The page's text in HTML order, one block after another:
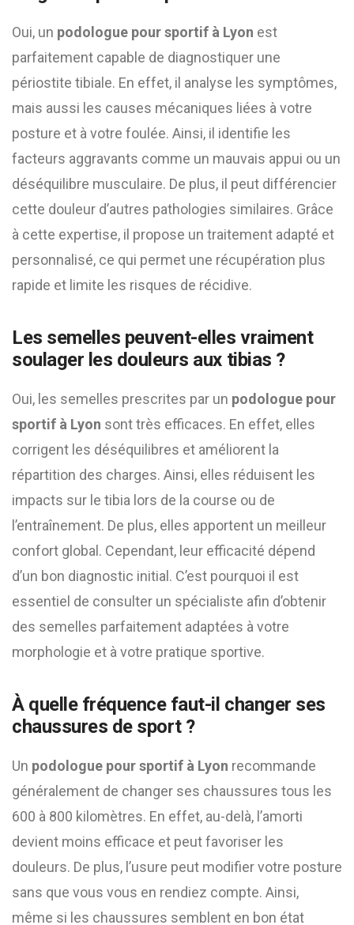
Oui, un podologue pour sportif à Lyon est
parfaitement capable de diagnostiquer une
périostite tibiale. En effet, il analyse les symptômes,
mais aussi les causes mécaniques liées à votre
posture et à votre foulée. Ainsi, il identifie les
facteurs aggravants comme un mauvais appui ou un
déséquilibre musculaire. De plus, il peut différencier
cette douleur d’autres pathologies similaires. Grâce
à cette expertise, il propose un traitement adapté et
personnalisé, ce qui permet une récupération plus
rapide et limite les risques de récidive.
Les semelles peuvent-elles vraiment
soulager les douleurs aux tibias ?
Oui, les semelles prescrites par un podologue pour
sportif à Lyon sont très efficaces. En effet, elles
corrigent les déséquilibres et améliorent la
répartition des charges. Ainsi, elles réduisent les
impacts sur le tibia lors de la course ou de
l’entraînement. De plus, elles apportent un meilleur
confort global. Cependant, leur efficacité dépend
d’un bon diagnostic initial. C’est pourquoi il est
essentiel de consulter un spécialiste afin d’obtenir
des semelles parfaitement adaptées à votre
morphologie et à votre pratique sportive.
À quelle fréquence faut-il changer ses
chaussures de sport ?
Un podologue pour sportif à Lyon recommande
généralement de changer ses chaussures tous les
600 à 800 kilomètres. En effet, au-delà, l’amorti
devient moins efficace et peut favoriser les
douleurs. De plus, l’usure peut modifier votre posture
sans que vous vous en rendiez compte. Ainsi,
même si les chaussures semblent en bon état